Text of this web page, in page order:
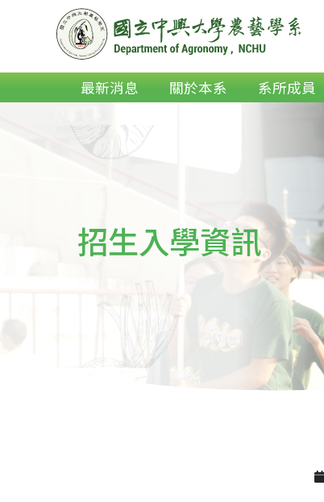
最新消息 關於本系 系所成員
招生入學資訊